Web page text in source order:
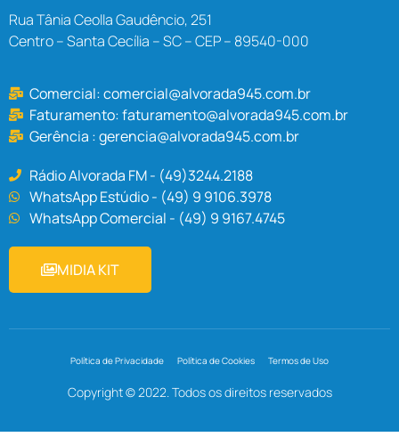
Rua Tânia Ceolla Gaudêncio, 251
Centro – Santa Cecília – SC – CEP – 89540-000
Comercial:comercial@alvorada945.com.br
Faturamento:faturamento@alvorada945.com.br
Gerência :gerencia@alvorada945.com.br
Rádio Alvorada FM - (49)3244.2188
WhatsApp Estúdio - (49) 9 9106.3978
WhatsApp Comercial - (49) 9 9167.4745
MIDIA KIT
Política de Privacidade Política de Cookies Termos de Uso
Copyright © 2022. Todos os direitos reservados